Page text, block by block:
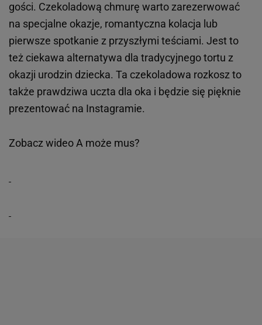
gości. Czekoladową chmurę warto zarezerwować
na specjalne okazje, romantyczna kolacja lub
pierwsze spotkanie z przyszłymi teściami. Jest to
też ciekawa alternatywa dla tradycyjnego tortu z
okazji urodzin dziecka. Ta czekoladowa rozkosz to
także prawdziwa uczta dla oka i będzie się pięknie
prezentować na Instagramie.
Zobacz wideoA może mus?